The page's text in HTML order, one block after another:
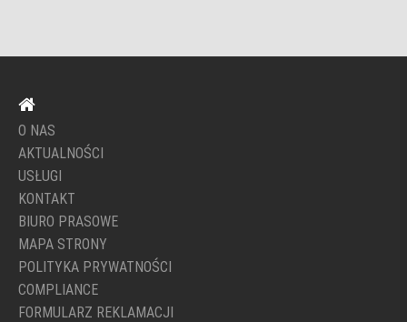
O NAS
AKTUALNOŚCI
USŁUGI
KONTAKT
BIURO PRASOWE
MAPA STRONY
POLITYKA PRYWATNOŚCI
COMPLIANCE
FORMULARZ REKLAMACJI